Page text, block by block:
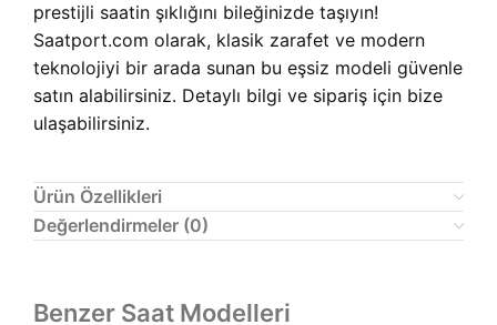
prestijli saatin şıklığını bileğinizde taşıyın!
Saatport.com olarak, klasik zarafet ve modern
teknolojiyi bir arada sunan bu eşsiz modeli güvenle
satın alabilirsiniz. Detaylı bilgi ve sipariş için bize
ulaşabilirsiniz.
Ürün Özellikleri
Değerlendirmeler (0)
Benzer Saat Modelleri